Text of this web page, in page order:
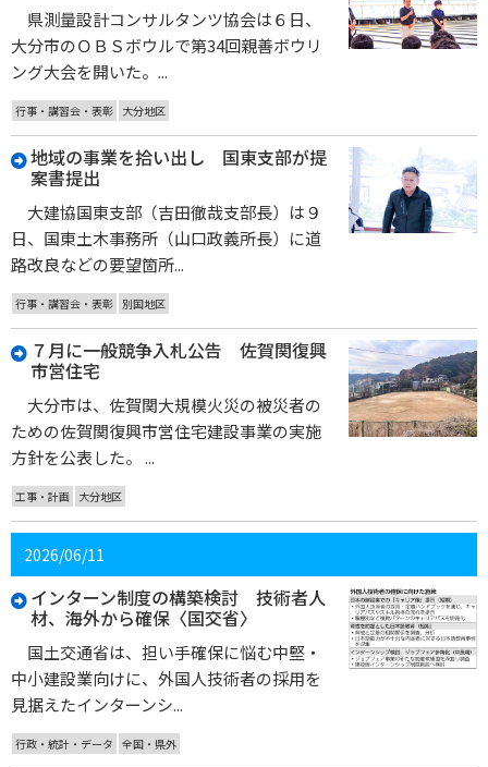
県測量設計コンサルタンツ協会は６日、
大分市のＯＢＳボウルで第34回親善ボウリ
ング大会を開いた。...
行事・講習会・表彰 大分地区
地域の事業を拾い出し 国東支部が提
案書提出
大建協国東支部（吉田徹哉支部長）は９
日、国東土木事務所（山口政義所長）に道
路改良などの要望箇所...
行事・講習会・表彰 別国地区
７月に一般競争入札公告 佐賀関復興
市営住宅
大分市は、佐賀関大規模火災の被災者の
ための佐賀関復興市営住宅建設事業の実施
方針を公表した。 ...
工事・計画 大分地区
2026/06/11
インターン制度の構築検討 技術者人
材、海外から確保〈国交省〉
国土交通省は、担い手確保に悩む中堅・
中小建設業向けに、外国人技術者の採用を
見据えたインターンシ...
行政・統計・データ 全国・県外